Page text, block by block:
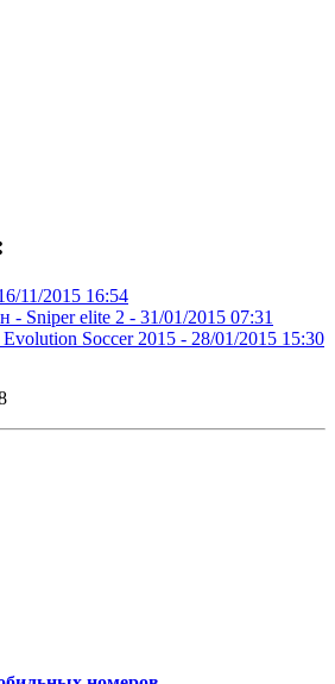
11/2015 16:54
- Sniper elite 2 - 31/01/2015 07:31
Soccer 2015 - 28/01/2015 15:30